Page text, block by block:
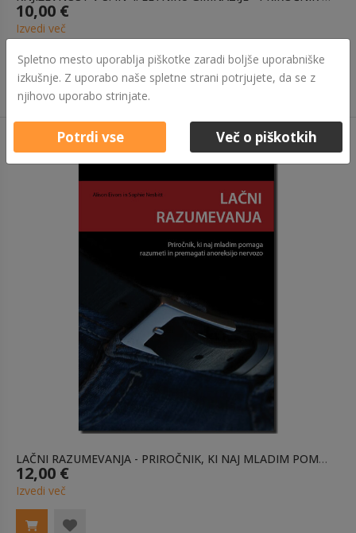
10,00 €
Izvedi več
LAČNI RAZUMEVANJA - PRIROČNIK, KI NAJ MLADIM POMAGA RAZUMETI IN PREMAGATI ANOREKSIJO NERVOZO
12,00 €
Izvedi več
Spletno mesto uporablja piškotke zaradi boljše uporabniške
izkušnje. Z uporabo naše spletne strani potrjujete, da se z
njihovo uporabo strinjate.
Potrdi vse Več o piškotkih